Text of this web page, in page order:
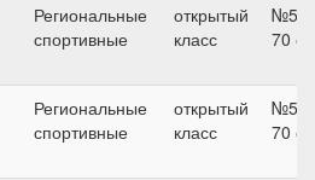
Региональные
спортивные
открытый
класс
№5,
70 см
Региональные
спортивные
открытый
класс
№5,
70 см